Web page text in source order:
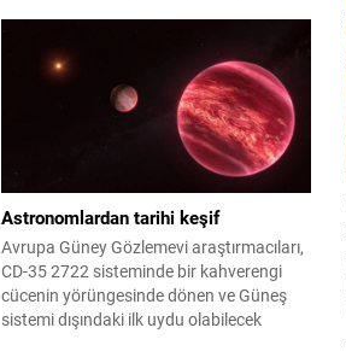
Astronomlardan tarihi keşif
Avrupa Güney Gözlemevi araştırmacıları,
CD-35 2722 sisteminde bir kahverengi
cücenin yörüngesinde dönen ve Güneş
sistemi dışındaki ilk uydu olabilecek